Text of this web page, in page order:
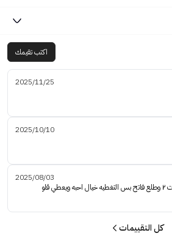
اكتب تقيمك
2025/11/25
2025/10/10
2025/08/03
كل التقييمات